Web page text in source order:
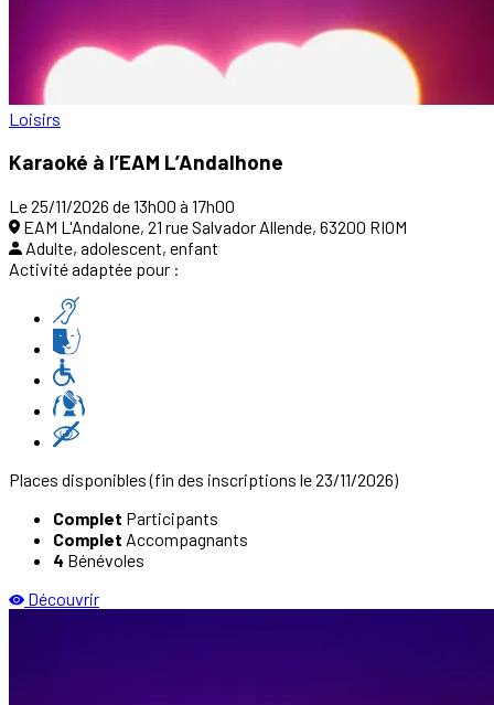
Loisirs
Karaoké à l’EAM L’Andalhone
Le 25/11/2026 de 13h00 à 17h00
EAM L'Andalone, 21 rue Salvador Allende, 63200 RIOM
Adulte, adolescent, enfant
Activité adaptée pour :
Places disponibles(fin des inscriptions le 23/11/2026)
Complet Participants
Complet Accompagnants
4 Bénévoles
Découvrir